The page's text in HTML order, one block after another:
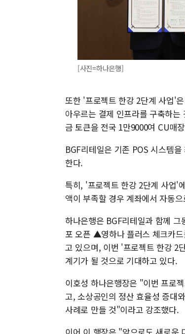
[사진=하나은행]
또한 '프로젝트 한강 2단계 사업'
아우르는 결제 인프라를 구축하
금 토큰을 전국 1만9000여 CU매
BGF리테일은 기존 POS 시스템
한다.
특히, '프로젝트 한강 2단계 사업'
액이 부족할 경우 계좌에서 자동
하나은행은 BGF리테일과 함께
포 오픈 ▲영하나 플러스 체크카
고 있으며, 이번 '프로젝트 한강 2
계기가 될 것으로 기대하고 있다.
이호성 하나은행장은 "이번 프로
고, 소상공인의 정산 효율성 증대
사례로 만들 것"이라고 강조했다.